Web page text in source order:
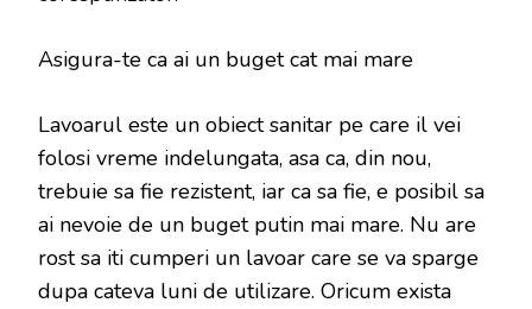
Asigura-te ca ai un buget cat mai mare
Lavoarul este un obiect sanitar pe care il vei
folosi vreme indelungata, asa ca, din nou,
trebuie sa fie rezistent, iar ca sa fie, e posibil sa
ai nevoie de un buget putin mai mare. Nu are
rost sa iti cumperi un lavoar care se va sparge
dupa cateva luni de utilizare. Oricum exista